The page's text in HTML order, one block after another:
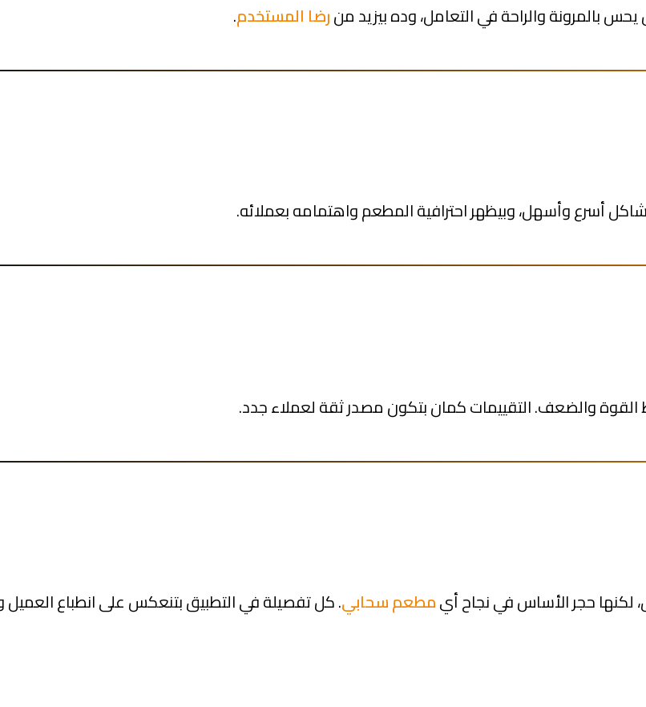
بالمرونة والراحة في التعامل، وده بيزيد منرضا المستخدم.
أسرع وأسهل، وبيظهر احترافية المطعم واهتمامه بعملائه.
القوة والضعف. التقييمات كمان بتكون مصدر ثقة لعملاء جدد.
حجر الأساس في نجاح أيمطعم سحابي. كل تفصيلة في التطبيق بتنعكس على انطباع العميل